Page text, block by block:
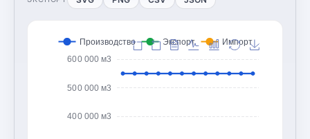
400 000 м3
500 000 м3
600 000 м3
Производство Экспорт Импорт